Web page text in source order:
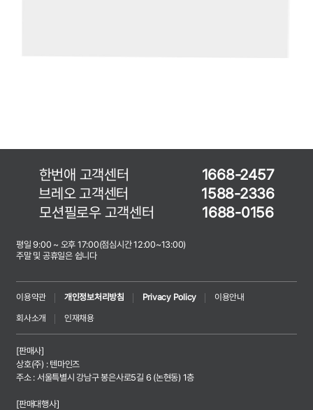
한번애 고객센터
1668-2457
브레오 고객센터
1588-2336
모션필로우 고객센터
1688-0156
평일 9:00 ~ 오후 17:00(점심시간 12:00~13:00)
주말 및 공휴일은 쉽니다
이용약관 개인정보처리방침 Privacy Policy
이용안내
회사소개
인재채용
[판매사]
상호(주) : 텐마인즈
주소 : 서울특별시 강남구 봉은사로5길 6 (논현동) 1층
[판매대행사]